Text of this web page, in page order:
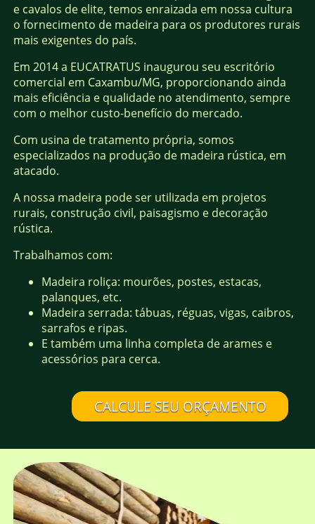
e cavalos de elite, temos enraizada em nossa cultura
o fornecimento de madeira para os produtores rurais
mais exigentes do país.
Em 2014 a EUCATRATUS inaugurou seu escritório
comercial em Caxambu/MG, proporcionando ainda
mais eficiência e qualidade no atendimento, sempre
com o melhor custo-benefício do mercado.
Com usina de tratamento própria, somos
especializados na produção de madeira rústica, em
atacado.
A nossa madeira pode ser utilizada em projetos
rurais, construção civil, paisagismo e decoração
rústica.
Trabalhamos com:
Madeira roliça: mourões, postes, estacas,
palanques, etc.
Madeira serrada: tábuas, réguas, vigas, caibros,
sarrafos e ripas.
E também uma linha completa de arames e
acessórios para cerca.
CALCULE SEU ORÇAMENTO